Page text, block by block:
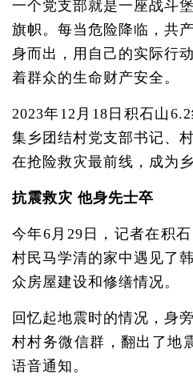
一个党支部就是一座战斗
旗帜。每当危险降临，共
身而出，用自己的实际行
着群众的生命财产安全。
2023年12月18日积石山
集乡团结村党支部书记、
在抢险救灾最前线，成为
抗震救灾 他身先士卒
今年6月29日，记者在积
村民马学清的家中遇见了
众房屋建设和修缮情况。
回忆起地震时的情况，身
村村务微信群，翻出了地
语音通知。